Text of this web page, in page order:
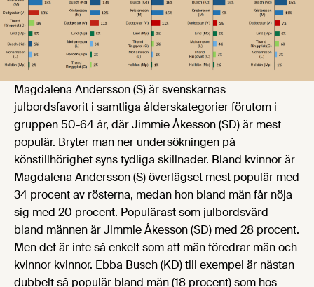
Magdalena Andersson (S) är svenskarnas
julbordsfavorit i samtliga ålderskategorier förutom i
gruppen 50-64 år, där Jimmie Åkesson (SD) är mest
populär. Bryter man ner undersökningen på
könstillhörighet syns tydliga skillnader. Bland kvinnor är
Magdalena Andersson (S) överlägset mest populär med
34 procent av rösterna, medan hon bland män får nöja
sig med 20 procent. Populärast som julbordsvärd
bland männen är Jimmie Åkesson (SD) med 28 procent.
Men det är inte så enkelt som att män föredrar män och
kvinnor kvinnor. Ebba Busch (KD) till exempel är nästan
dubbelt så populär bland män (18 procent) som hos